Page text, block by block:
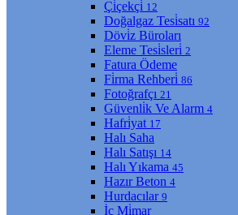
Çi̇çekçi̇ 12
Doğalgaz Tesi̇satı 92
Dövi̇z Büroları
Eleme Tesi̇sleri̇ 2
Fatura Ödeme
Fi̇rma Rehberi̇ 86
Fotoğrafçı 21
Güvenli̇k Ve Alarm 4
Hafri̇yat 17
Halı Saha
Halı Satışı 14
Halı Yıkama 45
Hazır Beton 4
Hurdacılar 9
İç Mi̇mar